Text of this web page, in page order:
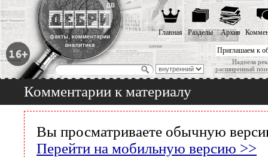
Приглашаем к
Надоела
расширенный
Главная Разделы Архив
Комментарии к материалу
Вы просматриваете обычную
Перейти на мобильную версию >>